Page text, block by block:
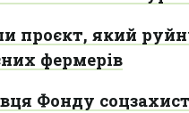
проєкт, який
фермерів
Фонду